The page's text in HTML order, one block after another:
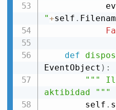
"+self .
def
EventObject ) :
"""
aktibidad """
        self
.